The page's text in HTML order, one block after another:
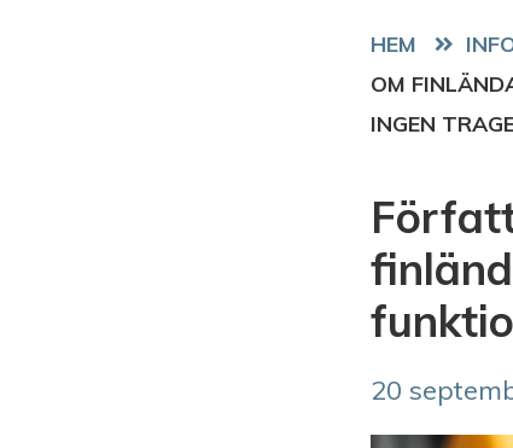
HEM
OM
INGEN
20